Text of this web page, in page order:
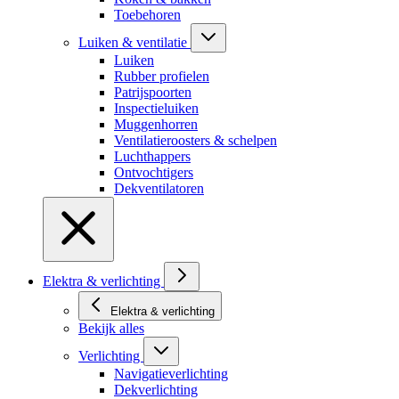
Toebehoren
Luiken & ventilatie
Luiken
Rubber profielen
Patrijspoorten
Inspectieluiken
Muggenhorren
Ventilatieroosters & schelpen
Luchthappers
Ontvochtigers
Dekventilatoren
Elektra & verlichting
Elektra & verlichting
Bekijk alles
Verlichting
Navigatieverlichting
Dekverlichting